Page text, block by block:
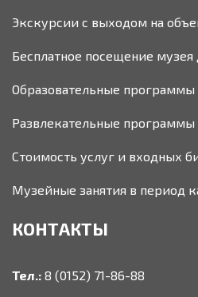
Экскурсии с выходом на
Бесплатное посещение музея
Образовательные программы
Развлекательные программы
Стоимость услуг и входных
Музейные занятия в период
КОНТАКТЫ
Тел.: 8 (0152) 71-86-88